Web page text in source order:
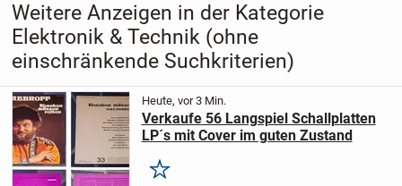
Weitere Anzeigen in der Kategorie
Elektronik & Technik (ohne
einschränkende Suchkriterien)
Heute, vor 3 Min.
Verkaufe 56 Langspiel Schallplatten
LP´s mit Cover im guten Zustand
Merken